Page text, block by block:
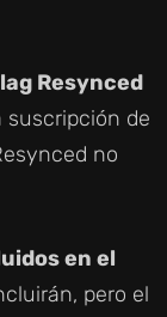
Resynced
suscripción de
no
en el
pero el